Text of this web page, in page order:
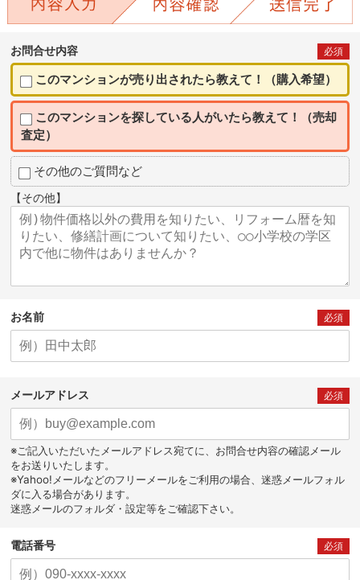
お問合せ内容 必須
このマンションが売り出されたら教えて！（購入希望）
このマンションを探している人がいたら教えて！（売却
査定）
その他のご質問など
【その他】
お名前 必須
メールアドレス 必須
※ご記入いただいたメールアドレス宛てに、お問合せ内容の確認メール
をお送りいたします。
※Yahoo!メールなどのフリーメールをご利用の場合、迷惑メールフォル
ダに入る場合があります。
迷惑メールのフォルダ・設定等をご確認下さい。
電話番号 必須